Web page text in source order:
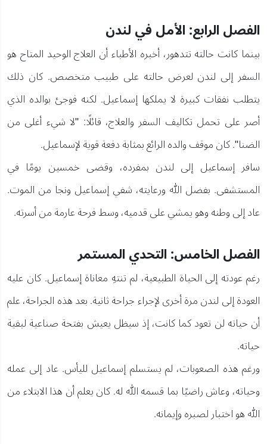
الفصل الرابع: الأمل في لندن
بينما كانت حالته تتدهور، أخبره الأطباء أن العلاج الوحيد المتاح هو
السفر إلى لندن لعرض حالته على طبيب متخصص. كان ذلك
يتطلب نفقات كبيرة لا يملكها إسماعيل. لكنه فوجئ بوالده الذي
أصر على تحمل تكاليف السفر والعلاج، قائلًا: "لا شيء أغلى من
الضنا". كان موقف والده الرائع بمثابة دفعة قوية لإسماعيل.
سافر إسماعيل إلى لندن بمفرده، وقضى خمسين يومًا في
المستشفى. بفضل الله ورعايته، شفي إسماعيل ونجا من الموت.
عاد إلى وطنه وهو يمشي على قدميه، وسط فرحة عارمة من أسرته.
الفصل الخامس: التحدي المستمر
رغم عودته إلى الحياة الطبيعية، لم تنتهِ معاناة إسماعيل. كان عليه
العودة إلى لندن مرة أخرى لإجراء جراحة ثانية. بعد هذه الجراحة، علم
أن حياته لن تعود كما كانت، إذ سيظل يعيش بفتحة صناعية لبقية
حياته.
ورغم هذه الصعوبات، لم يستسلم إسماعيل لليأس. عاد إلى عمله
وحياته، وعاش راضيًا بما قسمه الله له. كان يعلم أن هذا الابتلاء من
الله هو اختبار لصبره وإيمانه.